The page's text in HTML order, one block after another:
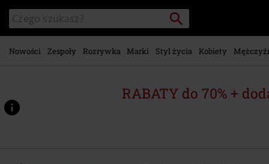
głównej
zawartości
Wyszukaj
katalog
Szukaj
Nowości Zespoły Rozrywka Marki Styl życia Kobiety
RABATY do 70% +